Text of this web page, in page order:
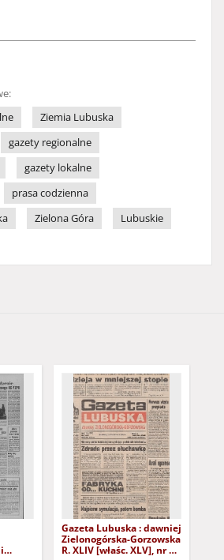
Ziemia Lubuska
gazety regionalne
gazety lokalne
prasa codzienna
Zielona Góra Lubuskie
Gazeta Lubuska : dawniej
Zielonogórska-Gorzowska
R. XLIV [właśc. XLV], nr 52